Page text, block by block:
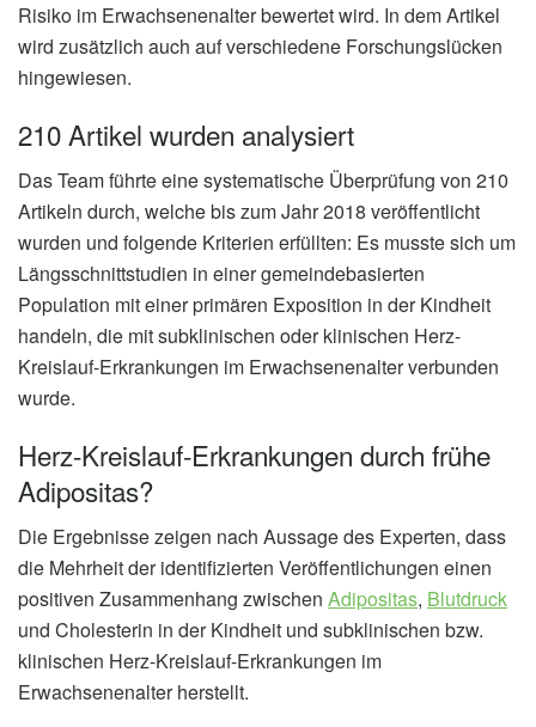
Risiko im Erwachsenenalter bewertet wird. In dem Artikel
wird zusätzlich auch auf verschiedene Forschungslücken
hingewiesen.
210 Artikel wurden analysiert
Das Team führte eine systematische Überprüfung von 210
Artikeln durch, welche bis zum Jahr 2018 veröffentlicht
wurden und folgende Kriterien erfüllten: Es musste sich um
Längsschnittstudien in einer gemeindebasierten
Population mit einer primären Exposition in der Kindheit
handeln, die mit subklinischen oder klinischen Herz-
Kreislauf-Erkrankungen im Erwachsenenalter verbunden
wurde.
Herz-Kreislauf-Erkrankungen durch frühe
Adipositas?
Die Ergebnisse zeigen nach Aussage des Experten, dass
die Mehrheit der identifizierten Veröffentlichungen einen
positiven Zusammenhang zwischen Adipositas, Blutdruck
und Cholesterin in der Kindheit und subklinischen bzw.
klinischen Herz-Kreislauf-Erkrankungen im
Erwachsenenalter herstellt.